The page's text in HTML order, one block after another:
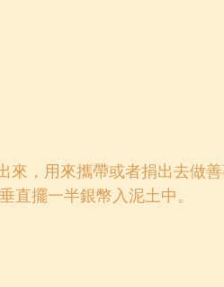
，用來攜帶或者捐出去做善
直擺一半銀幣入泥土中。